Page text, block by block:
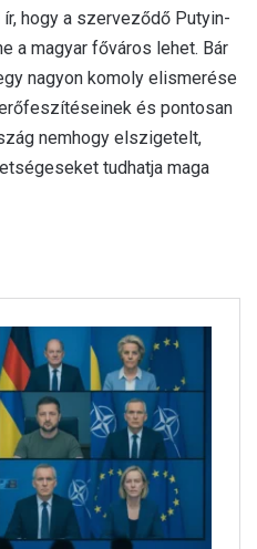
hogy a szerveződő Putyin-
a magyar főváros lehet. Bár
nagyon komoly elismerése
és pontosan
nemhogy elszigetelt,
tudhatja maga